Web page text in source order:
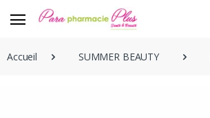
Accueil SUMMER BEAUTY